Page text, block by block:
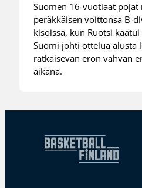
Suomen 16-vuotiaat pojat
peräkkäisen voittonsa B-
kisoissa, kun Ruotsi
Suomi johti ottelua alusta
ratkaisevan eron vahvan
aikana.